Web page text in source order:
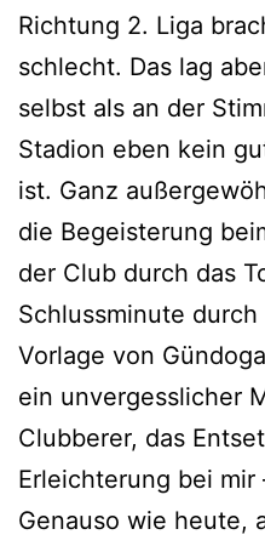
Richtung 2. Liga
schlecht. Das lag
selbst als an der
Stadion eben kein
ist. Ganz
die Begeisterung
der Club durch das
Schlussminute
Vorlage von
ein unvergesslicher
Clubberer, das
Erleichterung bei
Genauso wie heute,